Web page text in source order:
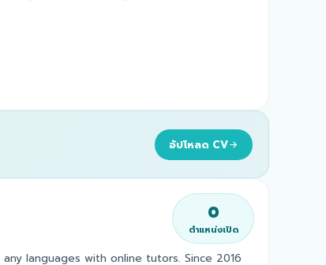
อัปโหลด CV
0
ตำแหน่งเปิด
languages with online tutors. Since 2016